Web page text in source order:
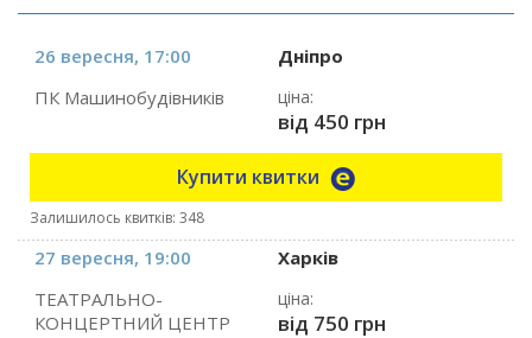
26 вересня, 17:00
Дніпро
ПК Машинобудівників
ціна:
від 450 грн
Купити квитки
Залишилось квитків: 348
27 вересня, 19:00
Харків
ТЕАТРАЛЬНО-
КОНЦЕРТНИЙ ЦЕНТР
ціна:
від 750 грн